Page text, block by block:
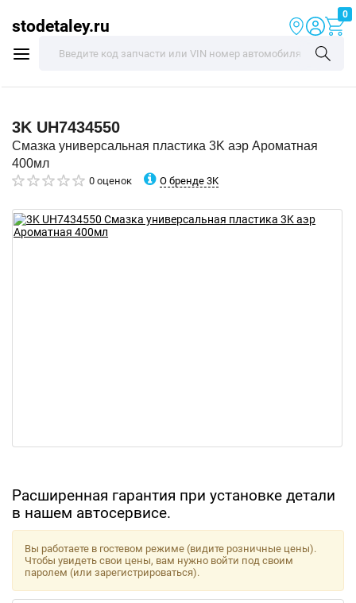
stodetaley.ru
0
3K UH7434550
Смазка универсальная пластика 3K аэр Ароматная
400мл
0 оценок О бренде 3K
Расширенная гарантия при установке детали
в нашем автосервисе.
Вы работаете в гостевом режиме (видите розничные цены).
Чтобы увидеть свои цены, вам нужно войти под своим
паролем (или зарегистрироваться).